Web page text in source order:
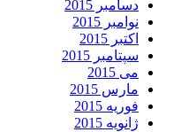
دسامبر 2015
نوامبر 2015
اکتبر 2015
سپتامبر 2015
می 2015
مارس 2015
فوریه 2015
ژانویه 2015